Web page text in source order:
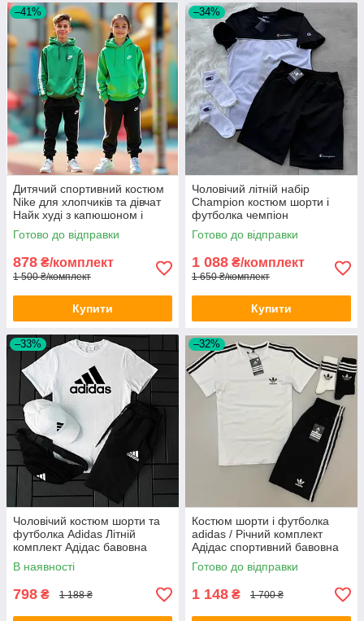
–41%
Дитячий спортивний костюм
Nike для хлопчиків та дівчат
Найк худі з капюшоном і
штанами підлітковий весна-
осінь
Готово до відправки
878 ₴/комплект
1 500 ₴/комплект
Купити
–34%
Чоловічий літній набір
Champion костюм шорти і
футболка чемпіон
Готово до відправки
1 088 ₴/комплект
1 650 ₴/комплект
Купити
–33%
Чоловічий костюм шорти та
футболка Adidas Літній
комплект Адідас бавовна
В наявності
798 ₴ 1 188 ₴
–32%
Костюм шорти і футболка
adidas / Річний комплект
Адідас спортивний бавовна
Готово до відправки
1 148 ₴ 1 700 ₴